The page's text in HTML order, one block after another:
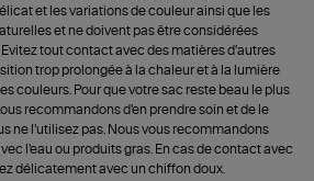
et les variations de couleur ainsi que les
et ne doivent pas être considérées
tout contact avec des matières d'autres
trop prolongée à la chaleur et à la lumière
couleurs. Pour que votre sac reste beau le plus
recommandons d'en prendre soin et de le
ne l'utilisez pas. Nous vous recommandons
l'eau ou produits gras. En cas de contact avec
délicatement avec un chiffon doux.